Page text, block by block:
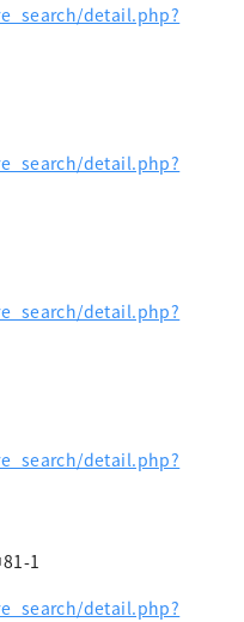
detail.php?
detail.php?
detail.php?
detail.php?
1
detail.php?